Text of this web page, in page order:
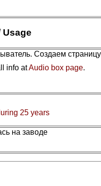
Создаем страницу
info atAudio box page.
25 years
на заводе